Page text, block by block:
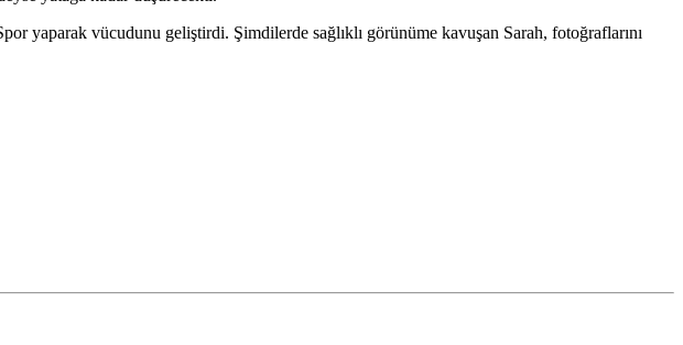
yaparak vücudunu geliştirdi. Şimdilerde sağlıklı görünüme kavuşan Sarah, fotoğraflarını